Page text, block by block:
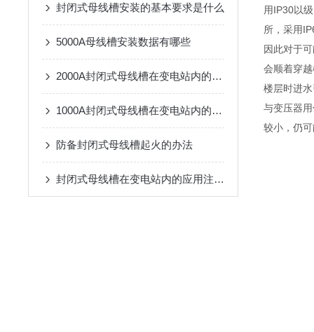
封闭式母线槽安装的基本要求是什么
5000A母线槽安装数据有哪些
2000A封闭式母线槽在变电站内的应用注意事项
1000A封闭式母线槽在变电站内的应用注意事项
防备封闭式母线槽起火的办法
封闭式母线槽在变电站内的应用注意事项
用IP30以
所，采用
因此对于
会顺着穿
楼层时进
与变压器
较小，仍